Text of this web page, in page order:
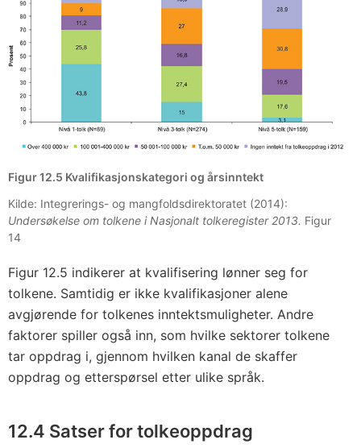
Figur 12.5 Kvalifikasjonskategori og årsinntekt
Kilde: Integrerings- og mangfoldsdirektoratet (2014):
Undersøkelse om tolkene i Nasjonalt tolkeregister 2013. Figur
14
Figur 12.5 indikerer at kvalifisering lønner seg for
tolkene. Samtidig er ikke kvalifikasjoner alene
avgjørende for tolkenes inntektsmuligheter. Andre
faktorer spiller også inn, som hvilke sektorer tolkene
tar oppdrag i, gjennom hvilken kanal de skaffer
oppdrag og etterspørsel etter ulike språk.
12.4 Satser for tolkeoppdrag